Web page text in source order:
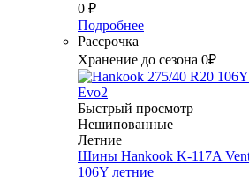
0 ₽
Подробнее
Рассрочка
Хранение до сезона 0₽
Быстрый просмотр
Нешипованные
Летние
Шины Hankook K-117A
106Y летние